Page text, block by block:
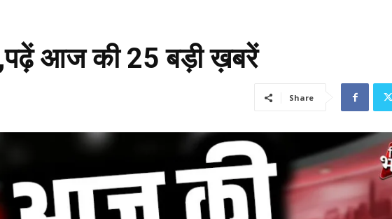
आज की 25 बड़ी ख़बरें
Share